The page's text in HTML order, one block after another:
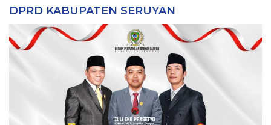
DPRD KABUPATEN SERUYAN